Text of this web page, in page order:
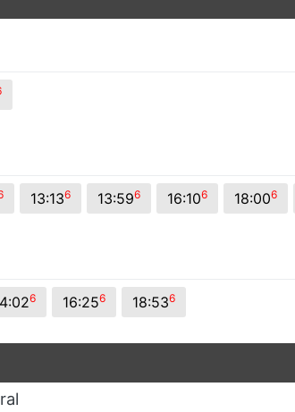
13:136 13:596 16:106 18:006
6 16:256 18:536